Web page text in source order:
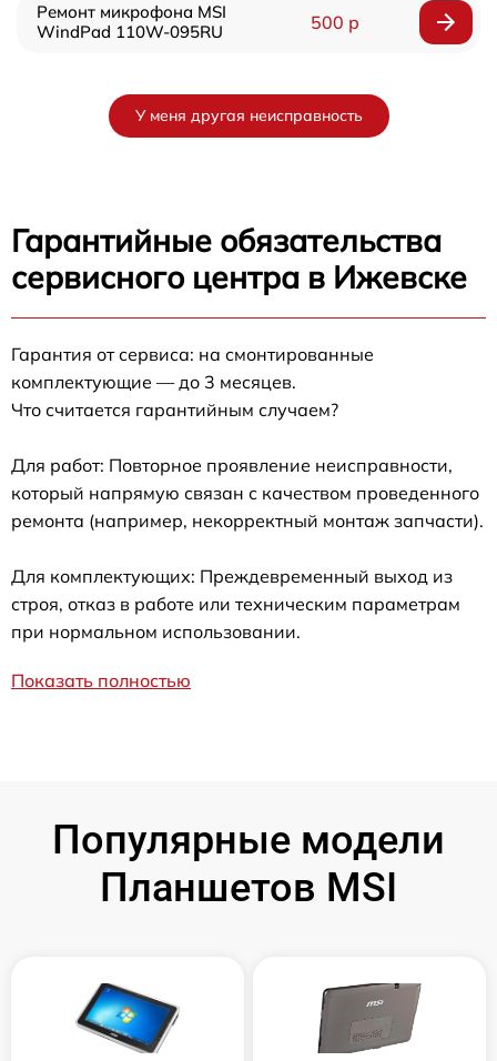
Ремонт микрофона MSI
WindPad 110W-095RU
500 р
У меня другая неисправность
Гарантийные обязательства
сервисного центра в Ижевске
Гарантия от сервиса: на смонтированные
комплектующие — до 3 месяцев.
Что считается гарантийным случаем?
Для работ: Повторное проявление неисправности,
который напрямую связан с качеством проведенного
ремонта (например, некорректный монтаж запчасти).
Для комплектующих: Преждевременный выход из
строя, отказ в работе или техническим параметрам
при нормальном использовании.
Показать полностью
Популярные модели
Планшетов MSI